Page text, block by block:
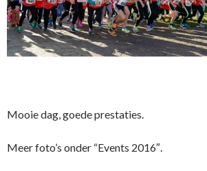
Mooie dag, goede prestaties.
Meer foto’s onder “Events 2016″.